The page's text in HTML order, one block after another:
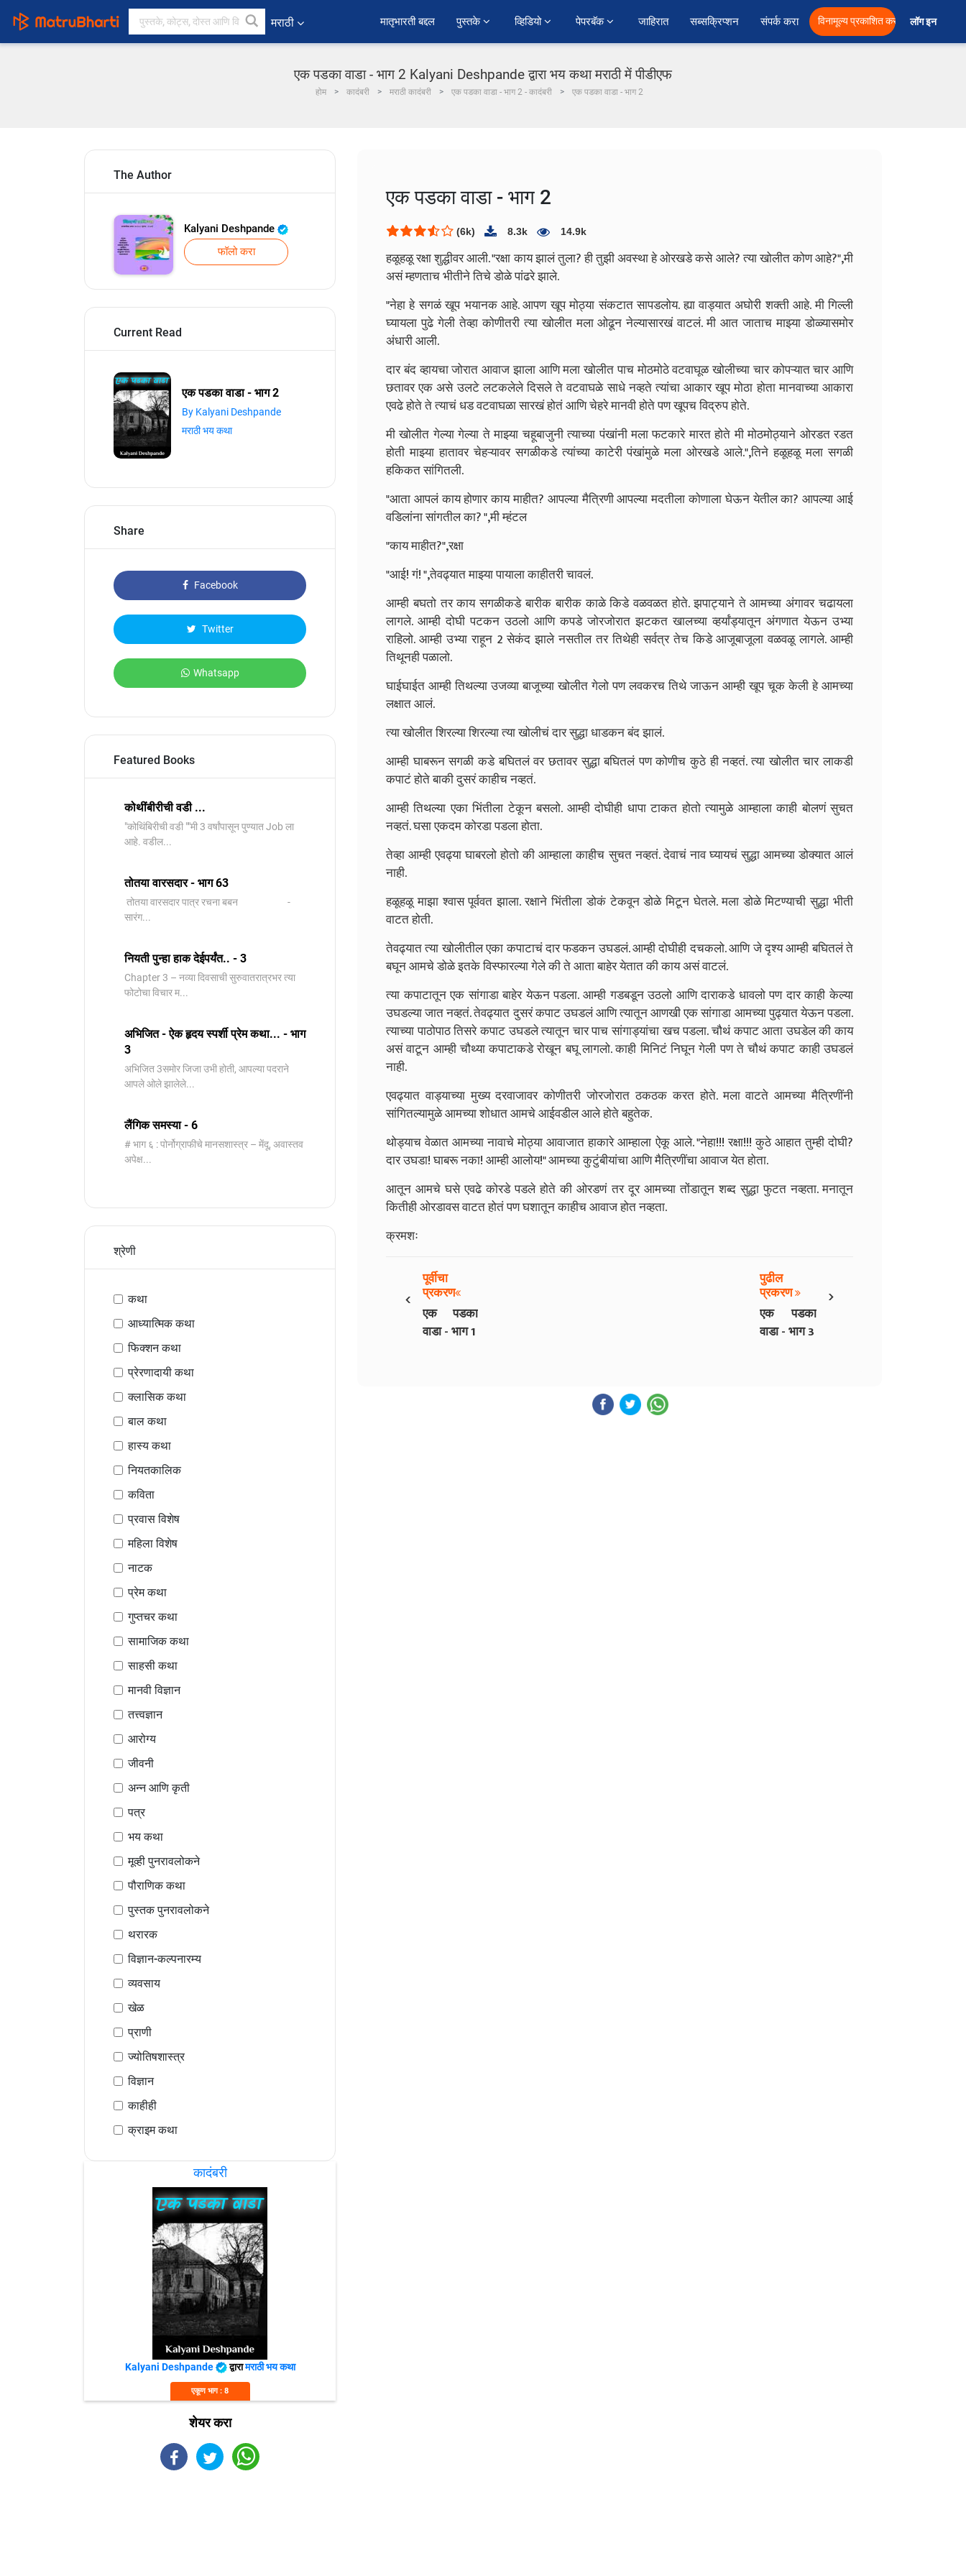
मराठी ﻿मातृभारती बद्दल पुस्तके व्हिडियो पेपरबॅक जाहिरात सब्सक्रिप्शन संपर्क करा विनामूल्य प्रकाशित करा लॉग इन
एक पडका वाडा - भाग 2 Kalyani Deshpande द्वारा भय कथा मराठी में पीडीएफ
होम कादंबरी मराठी कादंबरी एक पडका वाडा - भाग 2 - कादंबरी एक पडका वाडा - भाग 2
The Author
Kalyani Deshpande
फॉलो करा
Current Read
एक पडका वाडा - भाग 2
By Kalyani Deshpande
मराठी भय कथा
Share
Facebook
Twitter
Whatsapp
Featured Books
कोथींबीरीची वडी ...
"कोथिंबिरीची वडी ""मी 3 वर्षांपासून पुण्यात Job ला
आहे. वडील...
तोतया वारसदार - भाग 63
तोतया वारसदार पात्र रचना बबन -
सारंग...
नियती पुन्हा हाक देईपर्यंत.. - 3
Chapter 3 – नव्या दिवसाची सुरुवातरात्रभर त्या
फोटोचा विचार म...
अभिजित - ऐक हृदय स्पर्शी प्रेम कथा... - भाग
3
️अभिजित ️3समोर जिजा उभी होती, आपल्या पदराने
आपले ओले झालेले...
लैंगिक समस्या - 6
# भाग ६ : पोर्नोग्राफीचे मानसशास्त्र – मेंदू, अवास्तव
अपेक्ष...
श्रेणी
कथा
आध्यात्मिक कथा
फिक्शन कथा
प्रेरणादायी कथा
क्लासिक कथा
बाल कथा
हास्य कथा
नियतकालिक
कविता
प्रवास विशेष
महिला विशेष
नाटक
प्रेम कथा
गुप्तचर कथा
सामाजिक कथा
साहसी कथा
मानवी विज्ञान
तत्त्वज्ञान
आरोग्य
जीवनी
अन्न आणि कृती
पत्र
भय कथा
मूव्ही पुनरावलोकने
पौराणिक कथा
पुस्तक पुनरावलोकने
थरारक
विज्ञान-कल्पनारम्य
व्यवसाय
खेळ
प्राणी
ज्योतिषशास्त्र
विज्ञान
काहीही
क्राइम कथा
कादंबरी
Kalyani Deshpande द्वारामराठी भय कथा
एकूण भाग : 8
शेयर करा
एक पडका वाडा - भाग 2
(6k) 8.3k 14.9k
हळूहळू रक्षा शुद्धीवर आली."रक्षा काय झालं तुला? ही तुझी अवस्था हे ओरखडे कसे आले? त्या खोलीत कोण आहे?",मी
असं म्हणताच भीतीने तिचे डोळे पांढरे झाले.
"नेहा हे सगळं खूप भयानक आहे. आपण खूप मोठ्या संकटात सापडलोय. ह्या वाड्यात अघोरी शक्ती आहे. मी गिल्ली
घ्यायला पुढे गेली तेव्हा कोणीतरी त्या खोलीत मला ओढून नेल्यासारखं वाटलं. मी आत जाताच माझ्या डोळ्यासमोर
अंधारी आली.
दार बंद व्हायचा जोरात आवाज झाला आणि मला खोलीत पाच मोठमोठे वटवाघूळ खोलीच्या चार कोपऱ्यात चार आणि
छतावर एक असे उलटे लटकलेले दिसले ते वटवाघळे साधे नव्हते त्यांचा आकार खूप मोठा होता मानवाच्या आकारा
एवढे होते ते त्याचं धड वटवाघळा सारखं होतं आणि चेहरे मानवी होते पण खूपच विद्रुप होते.
मी खोलीत गेल्या गेल्या ते माझ्या चहूबाजुनी त्याच्या पंखांनी मला फटकारे मारत होते मी मोठमोठ्याने ओरडत रडत
होती माझ्या हातावर चेहऱ्यावर सगळीकडे त्यांच्या काटेरी पंखांमुळे मला ओरखडे आले.",तिने हळूहळू मला सगळी
हकिकत सांगितली.
"आता आपलं काय होणार काय माहीत? आपल्या मैत्रिणी आपल्या मदतीला कोणाला घेऊन येतील का? आपल्या आई
वडिलांना सांगतील का? ",मी म्हंटल
"काय माहीत?",रक्षा
"आई! गं! ",तेवढ्यात माझ्या पायाला काहीतरी चावलं.
आम्ही बघतो तर काय सगळीकडे बारीक बारीक काळे किडे वळवळत होते. झपाट्याने ते आमच्या अंगावर चढायला
लागले. आम्ही दोघी पटकन उठलो आणि कपडे जोरजोरात झटकत खालच्या व्हर्यांड्यातून अंगणात येऊन उभ्या
राहिलो. आम्ही उभ्या राहून 2 सेकंद झाले नसतील तर तिथेही सर्वत्र तेच किडे आजूबाजूला वळवळू लागले. आम्ही
तिथूनही पळालो.
घाईघाईत आम्ही तिथल्या उजव्या बाजूच्या खोलीत गेलो पण लवकरच तिथे जाऊन आम्ही खूप चूक केली हे आमच्या
लक्षात आलं.
त्या खोलीत शिरल्या शिरल्या त्या खोलीचं दार सुद्धा धाडकन बंद झालं.
आम्ही घाबरून सगळी कडे बघितलं वर छतावर सुद्धा बघितलं पण कोणीच कुठे ही नव्हतं. त्या खोलीत चार लाकडी
कपाटं होते बाकी दुसरं काहीच नव्हतं.
आम्ही तिथल्या एका भिंतीला टेकून बसलो. आम्ही दोघीही धापा टाकत होतो त्यामुळे आम्हाला काही बोलणं सुचत
नव्हतं. घसा एकदम कोरडा पडला होता.
तेव्हा आम्ही एवढ्या घाबरलो होतो की आम्हाला काहीच सुचत नव्हतं. देवाचं नाव घ्यायचं सुद्धा आमच्या डोक्यात आलं
नाही.
हळूहळू माझा श्वास पूर्ववत झाला. रक्षाने भिंतीला डोकं टेकवून डोळे मिटून घेतले. मला डोळे मिटण्याची सुद्धा भीती
वाटत होती.
तेवढ्यात त्या खोलीतील एका कपाटाचं दार फडकन उघडलं. आम्ही दोघीही दचकलो. आणि जे दृश्य आम्ही बघितलं ते
बघून आमचे डोळे इतके विस्फारल्या गेले की ते आता बाहेर येतात की काय असं वाटलं.
त्या कपाटातून एक सांगाडा बाहेर येऊन पडला. आम्ही गडबडून उठलो आणि दाराकडे धावलो पण दार काही केल्या
उघडल्या जात नव्हतं. तेवढ्यात दुसरं कपाट उघडलं आणि त्यातून आणखी एक सांगाडा आमच्या पुढ्यात येऊन पडला.
त्याच्या पाठोपाठ तिसरे कपाट उघडले त्यातून चार पाच सांगाड्यांचा खच पडला. चौथं कपाट आता उघडेल की काय
असं वाटून आम्ही चौथ्या कपाटाकडे रोखून बघू लागलो. काही मिनिटं निघून गेली पण ते चौथं कपाट काही उघडलं
नाही.
एवढ्यात वाड्याच्या मुख्य दरवाजावर कोणीतरी जोरजोरात ठकठक करत होते. मला वाटते आमच्या मैत्रिणींनी
सांगितल्यामुळे आमच्या शोधात आमचे आईवडील आले होते बहुतेक.
थोड्याच वेळात आमच्या नावाचे मोठ्या आवाजात हाकारे आम्हाला ऐकू आले."नेहा!!! रक्षा!!! कुठे आहात तुम्ही दोघी?
दार उघडा! घाबरू नका! आम्ही आलोय!" आमच्या कुटुंबीयांचा आणि मैत्रिणींचा आवाज येत होता.
आतून आमचे घसे एवढे कोरडे पडले होते की ओरडणं तर दूर आमच्या तोंडातून शब्द सुद्धा फुटत नव्हता. मनातून
कितीही ओरडावस वाटत होतं पण घशातून काहीच आवाज होत नव्हता.
क्रमशः
‹
पूर्वीचा
प्रकरण
एक पडका
वाडा - भाग 1
›
पुढील
प्रकरण
एक पडका
वाडा - भाग 3